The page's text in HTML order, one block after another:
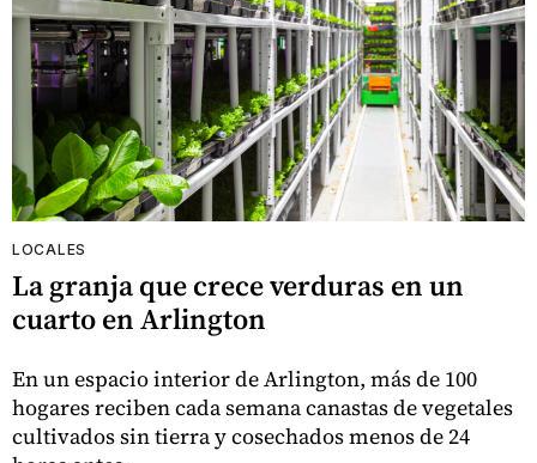
LOCALES
La granja que crece verduras en un
cuarto en Arlington
En un espacio interior de Arlington, más de 100
hogares reciben cada semana canastas de vegetales
cultivados sin tierra y cosechados menos de 24